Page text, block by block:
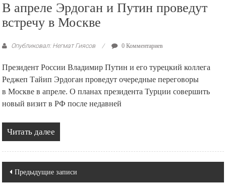
В апреле Эрдоган и Путин проведут
встречу в Москве
Опубликовал: Негмат Гиясов 0 Комментариев
Президент России Владимир Путин и его турецкий коллега
Реджеп Тайип Эрдоган проведут очередные переговоры
в Москве в апреле. О планах президента Турции совершить
новый визит в РФ после недавней
Читать далее
Навигация
Предыдущие записи